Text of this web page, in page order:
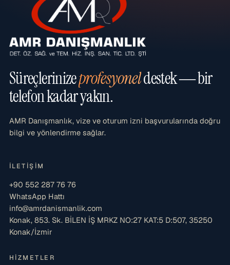
Süreçlerinizeprofesyoneldestek — bir
telefon kadar yakın.
AMR Danışmanlık, vize ve oturum izni başvurularında doğru
bilgi ve yönlendirme sağlar.
İLETIŞIM
+90 552 287 76 76
WhatsApp Hattı
info@amrdanismanlik.com
Konak, 853. Sk. BİLEN İŞ MRKZ NO:27 KAT:5 D:507, 35250
Konak/İzmir
HIZMETLER